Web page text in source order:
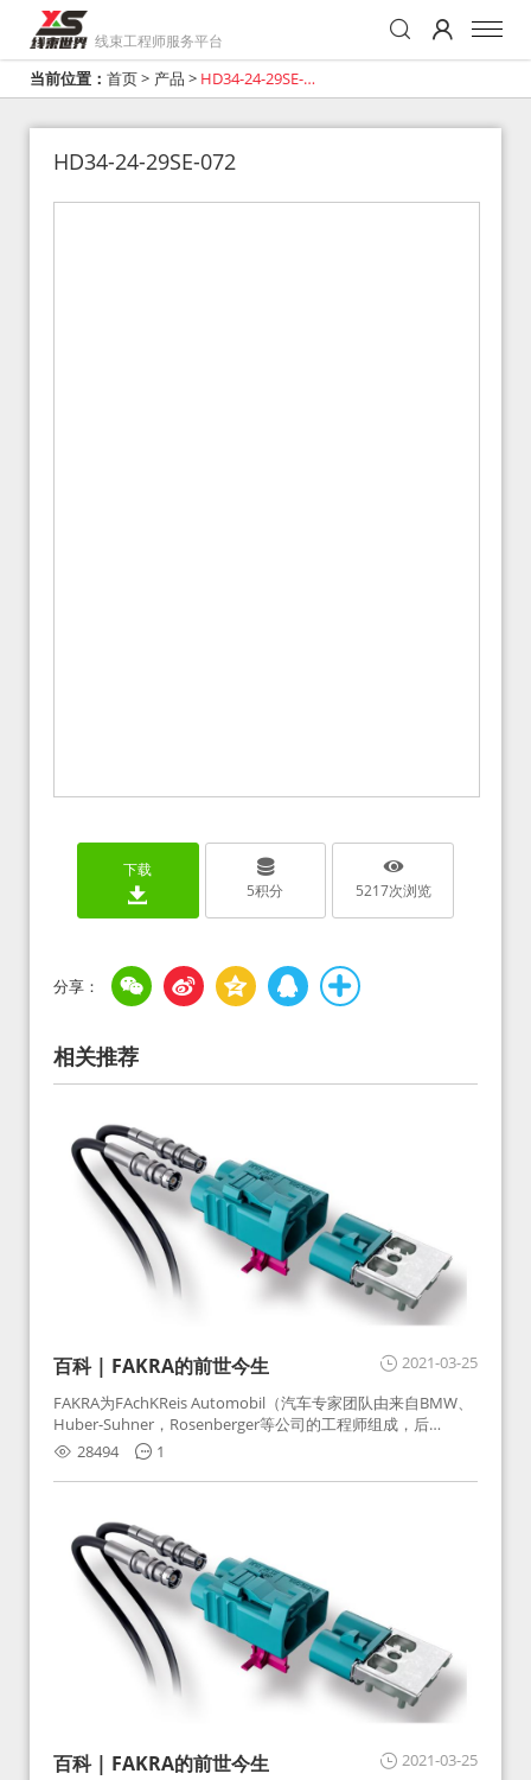
线束工程师服务平台
当前位置： 首页> 产品 > HD34-24-29SE-
HD34-24-29SE-072
下载
5积分 5217次浏览
相关推荐
2021-03-25
百科 | FAKRA的前世今生
FAKRA为FAchKReis Automobil（汽车专家团队由来自BMW、
Huber-Suhner，Rosenberger等公司的工程师组成，后
Huber-Suhner相关连接器业务及技术在2010年并入
Rosenberger）缩写。起初为BMW需求用于车载收音机天线连
接，如今FAKRA已成为汽车行业通用标准的射频连接器，被业
28494 1
2021-03-25
百科 | FAKRA的前世今生